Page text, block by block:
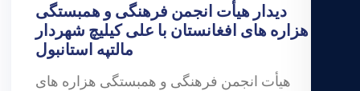
دیدار هیأت انجمن فرهنگی و همبستگی
هزاره های افغانستان با علی کیلیچ شهردار
مالتپه استانبول
هیأت انجمن فرهنگی و همبستگی هزاره های